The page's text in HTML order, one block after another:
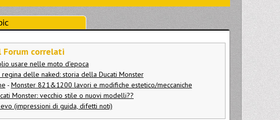
correlati
usare nelle moto d'epoca
regina delle naked: storia della Ducati Monster
- Monster 821&1200 lavori e modifiche estetico/meccaniche
Monster: vecchio stile o nuovi modelli??
(impressioni di guida, difetti noti)